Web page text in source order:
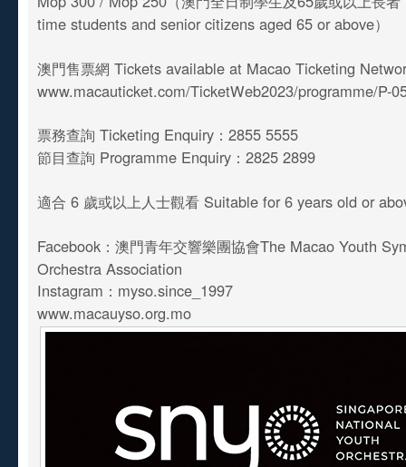
time students and senior citizens aged 65 or above）
澳門售票網 Tickets available at Macao Ticketing
www.macauticket.com/TicketWeb2023/programme/P-
票務查詢 Ticketing Enquiry：2855 5555
節目查詢 Programme Enquiry：2825 2899
適合 6 歲或以上人士觀看 Suitable for 6 years old or
Facebook：澳門青年交響樂團協會The Macao Youth
Orchestra Association
Instagram：myso.since_1997
www.macauyso.org.mo